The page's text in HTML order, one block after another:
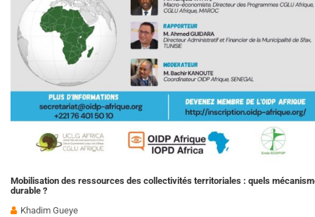
Mobilisation des ressources des collectivités territoriales : quels
durable ?
Khadim Gueye